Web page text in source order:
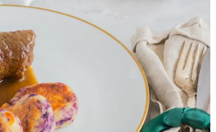
mit einer
Burgis Kloßteig und
und als Taler
der Genuss zum Festessen.